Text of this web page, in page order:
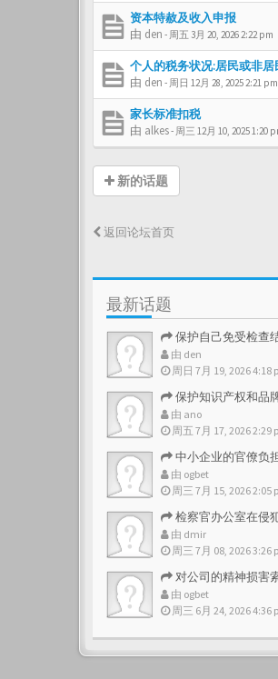
资本特赦及收入申报
由 den - 周五 3月 20, 2026 2:22 pm
个人的税务状况:居民或非居
由 den - 周日 12月 28, 2025 2:21 pm
家长标准扣税
由 alkes- 周三 12月 10, 2025 1:20
新的话题
返回论坛首页
最新话题
保护自己免受检查
由 den
周日 7月 19, 2026 4:18
保护知识产权和品
由 ano
周五 7月 17, 2026 2:29
中小企业的官僚负
由 ogbet
周三 7月 15, 2026 2:05
检察官办公室在侵犯消费者
由 dmir
周三 7月 08, 2026 3:26
对公司的精神损害
由 ogbet
周三 6月 24, 2026 4:36